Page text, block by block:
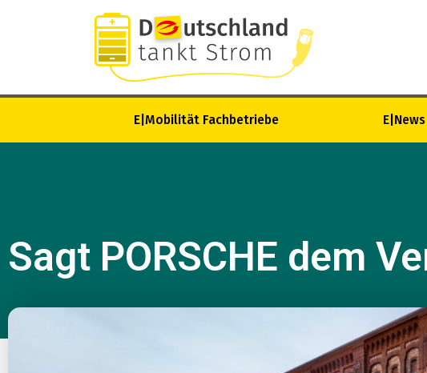
E|Mobilität Fachbetriebe E|News
Sagt PORSCHE dem